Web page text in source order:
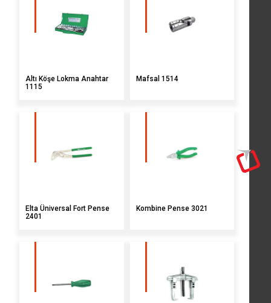
Altı Köşe Lokma Anahtar
1115
Mafsal 1514
Elta Üniversal Fort Pense
2401
Kombine Pense 3021
El Aletleri
Tesisat Malzemeleri
Hakkımızda